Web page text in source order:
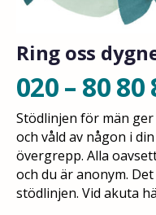
Ring oss
020 – 80 80
Stödlinjen för män
och våld av någon i
övergrepp. Alla
och du är anonym.
stödlinjen. Vid akuta